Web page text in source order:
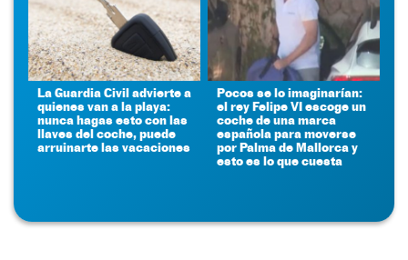
La Guardia Civil advierte a
quienes van a la playa:
nunca hagas esto con las
llaves del coche, puede
arruinarte las vacaciones
Pocos se lo imaginarían:
el rey Felipe VI escoge un
coche de una marca
española para moverse
por Palma de Mallorca y
esto es lo que cuesta